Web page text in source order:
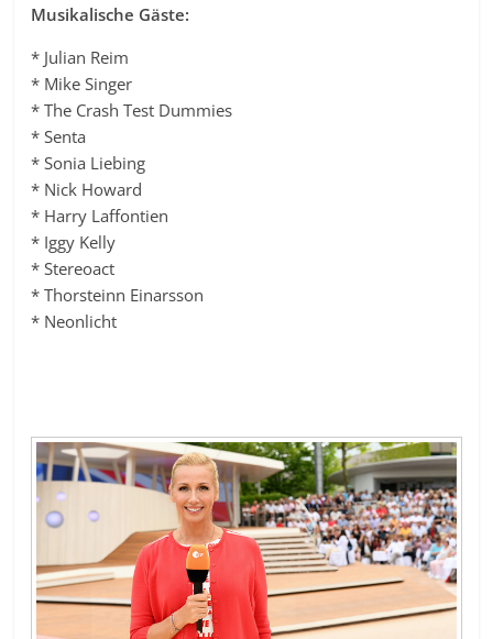
Musikalische Gäste:
* Julian Reim
* Mike Singer
* The Crash Test Dummies
* Senta
* Sonia Liebing
* Nick Howard
* Harry Laffontien
* Iggy Kelly
* Stereoact
* Thorsteinn Einarsson
* Neonlicht